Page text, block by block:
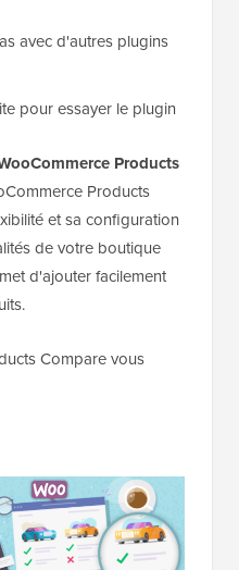
avec d'autres plugins
pour essayer le plugin
Products
Products
et sa configuration
de votre boutique
d'ajouter facilement
Compare vous